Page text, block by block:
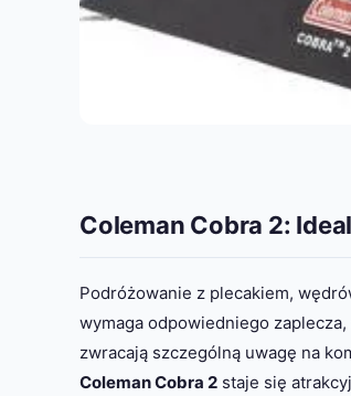
Coleman Cobra 2:
Podróżowanie z plecakiem,
wymaga odpowiedniego
zwracają szczególną uwagę na
Coleman Cobra 2 staje się